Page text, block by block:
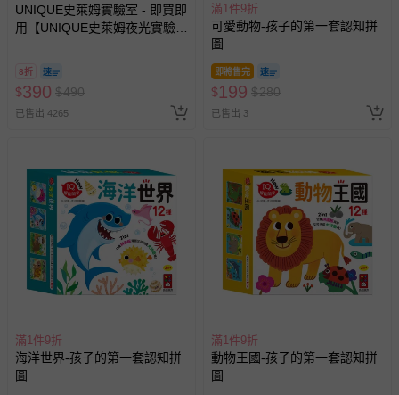
UNIQUE史萊姆實驗室 - 即買即
用【UNIQUE史萊姆夜光實驗室
人小孩均一價(3歲以上需購票))
8折
$390 $490
已售出 4265
滿1件9折
可愛動物-孩子的第一套認知拼
圖
即將售完
$199 $280
已售出 3
滿1件9折
海洋世界-孩子的第一套認知拼
圖
滿1件9折
動物王國-孩子的第一套認知拼
圖